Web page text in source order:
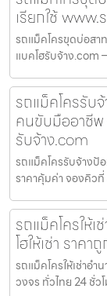
เรียกใช้
รถแม็คโครขุดบ่อสา
แบคโฮรับจ้าง.com
รถแม็คโครรับ
คนขับมืออาชีพ
รับจ้าง.com
รถแม็คโครรับจ้างป้
ราคาคุ้มค่า จองคิว
รถแม็คโครให้
โฮให้เช่า ราคา
รถแม็คโครให้เช่าอำ
วงจร ทั่วไทย 24 ชั่ว